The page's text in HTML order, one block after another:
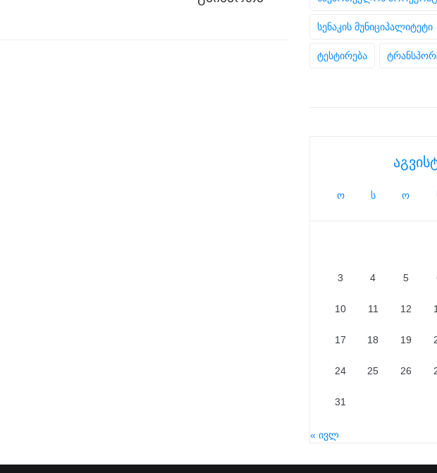
სენაკის მუნიციპალიტეტი
ტესტირება
ო ს ო
3 4 5
10 11 12
17 18 19
24 25 26
31
« ივლ